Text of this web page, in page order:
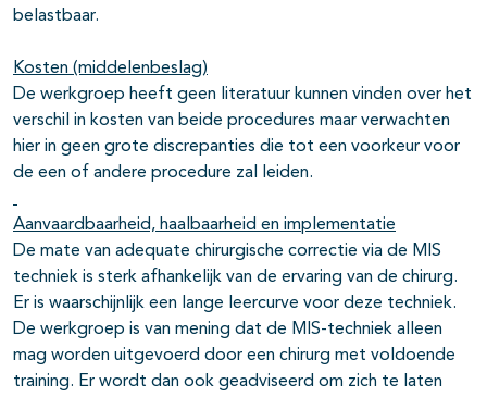
belastbaar.
Kosten (middelenbeslag)
De werkgroep heeft geen literatuur kunnen vinden over het
verschil in kosten van beide procedures maar verwachten
hier in geen grote discrepanties die tot een voorkeur voor
de een of andere procedure zal leiden.
Aanvaardbaarheid, haalbaarheid en implementatie
De mate van adequate chirurgische correctie via de MIS
techniek is sterk afhankelijk van de ervaring van de chirurg.
Er is waarschijnlijk een lange leercurve voor deze techniek.
De werkgroep is van mening dat de MIS-techniek alleen
mag worden uitgevoerd door een chirurg met voldoende
training. Er wordt dan ook geadviseerd om zich te laten